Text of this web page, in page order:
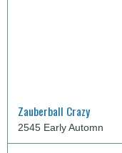
Zauberball Crazy
2545 Early Automn